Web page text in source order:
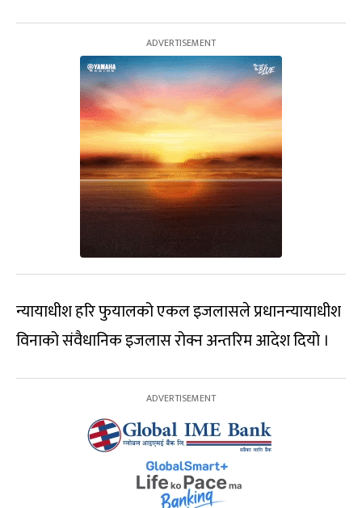
न्यायाधीश हरि फुयालको एकल इजलासले प्रधानन्यायाधीश
विनाको संवैधानिक इजलास रोक्न अन्तरिम आदेश दियो ।